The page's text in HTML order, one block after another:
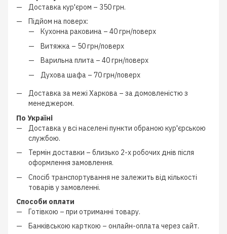
Доставка кур'єром – 350 грн.
Підйом на поверх:
Кухонна раковина – 40 грн/поверх
Витяжка – 50 грн/поверх
Варильна плита – 40 грн/поверх
Духова шафа – 70 грн/поверх
Доставка за межі Харкова – за домовленістю з
менеджером.
По Україні
Доставка у всі населені пункти обраною кур'єрською
службою.
Термін доставки – близько 2-х робочих днів після
оформлення замовлення.
Спосіб транспортування не залежить від кількості
товарів у замовленні.
Способи оплати
Готівкою – при отриманні товару.
Банківською карткою – онлайн-оплата через сайт.